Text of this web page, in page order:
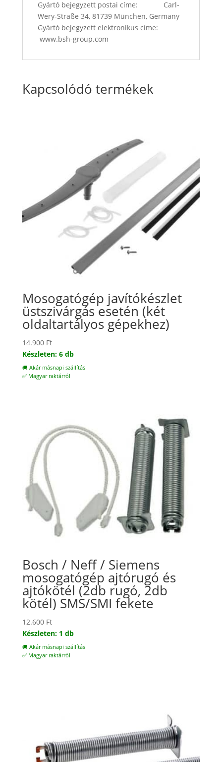
Gyártó bejegyzett postai címe: Carl-
Wery-Straße 34, 81739 München, Germany
Gyártó bejegyzett elektronikus címe:
www.bsh-group.com
Kapcsolódó termékek
Mosogatógép javítókészlet
üstszivárgás esetén (két
oldaltartályos gépekhez)
14.900 Ft
Készleten: 6 db
🚚 Akár másnapi szállítás
✅ Magyar raktárról
Bosch / Neff / Siemens
mosogatógép ajtórugó és
ajtókötél (2db rugó, 2db
kötél) SMS/SMI fekete
12.600 Ft
Készleten: 1 db
🚚 Akár másnapi szállítás
✅ Magyar raktárról